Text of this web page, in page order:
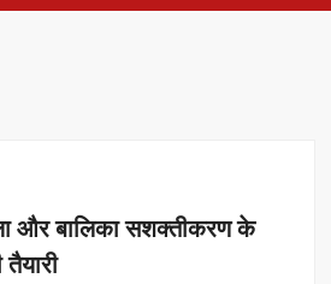
और बालिका सशक्तीकरण के